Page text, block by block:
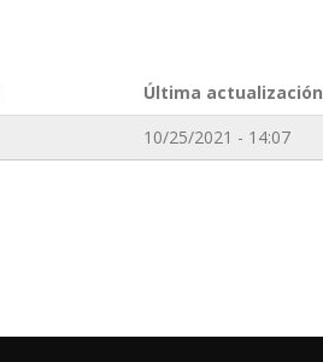
Última actualización
10/25/2021 - 14:07